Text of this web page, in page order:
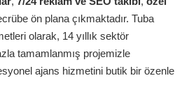
ön plana çıkmaktadır. Tuba
olarak, 14 yıllık sektör
tamamlanmış projemizle
ajans hizmetini butik bir özenle